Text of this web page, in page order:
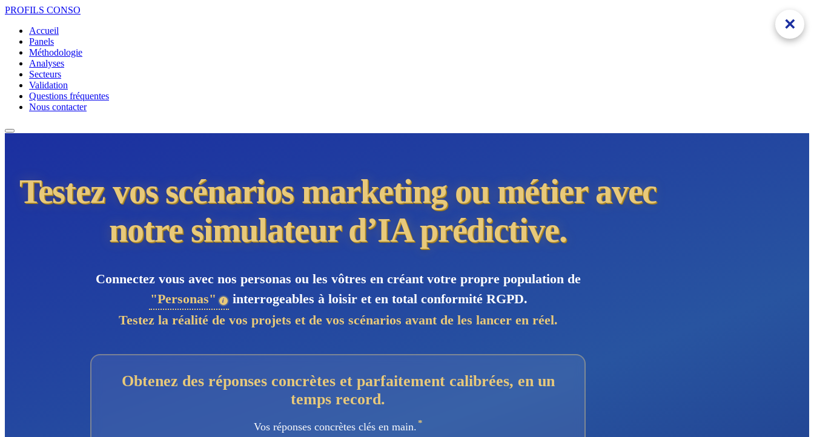
PROFILS CONSO
Accueil
Panels
Méthodologie
Analyses
Secteurs
Validation
Questions fréquentes
Nous contacter
Testez vos scénarios marketing ou métier avec
notre simulateur d’IA prédictive.
Connectez vous avec nos personas ou les vôtres en créant votre propre population de
"Personas"
interrogeables à loisir et en total conformité RGPD.
Testez la réalité de vos projets et de vos scénarios avant de les lancer en réel.
Obtenez des réponses concrètes et parfaitement calibrées, en un
temps record.
Vos réponses concrètes clés en main.*
×